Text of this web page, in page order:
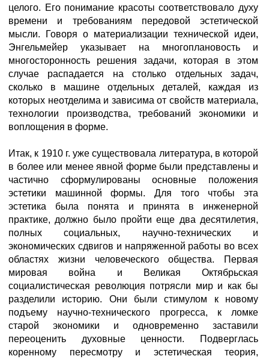
целого. Его понимание красоты соответствовало духу
времени и требованиям передовой эстетической
мысли. Говоря о материализации технической идеи,
Энгельмейер указывает на многоплановость и
многосторонность решения задачи, которая в этом
случае распадается на столько отдельных задач,
сколько в машине отдельных деталей, каждая из
которых неотделима и зависима от свойств материала,
технологии производства, требований экономики и
воплощения в форме.
Итак, к 1910 г. уже существовала литература, в которой
в более или менее явной форме были представлены и
частично сформулированы основные положения
эстетики машинной формы. Для того чтобы эта
эстетика была понята и принята в инженерной
практике, должно было пройти еще два десятилетия,
полных социальных, научно-технических и
экономических сдвигов и напряженной работы во всех
областях жизни человеческого общества. Первая
мировая война и Великая Октябрьская
социалистическая революция потрясли мир и как бы
разделили историю. Они были стимулом к новому
подъему научно-технического прогресса, к ломке
старой экономики и одновременно заставили
переоценить духовные ценности. Подверглась
коренному пересмотру и эстетическая теория,